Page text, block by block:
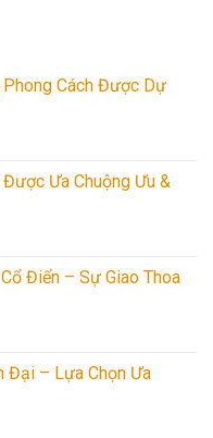
Cách Được Dự
Ưa Chuộng Ưu &
Điển – Sự Giao Thoa
Đại – Lựa Chọn Ưa